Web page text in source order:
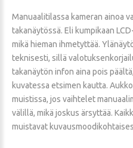
Manuaalitilassa kameran ainoa
takanäytössä. Eli kumpikaan
mikä hieman ihmetyttää.
teknisesti, sillä
takanäytön infon aina pois
kuvatessa etsimen kautta.
muistissa, jos vaihtelet
välillä, mikä joskus ärsyttää.
muistavat